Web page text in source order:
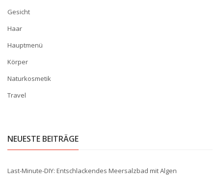
Gesicht
Haar
Hauptmenü
Körper
Naturkosmetik
Travel
NEUESTE BEITRÄGE
Last-Minute-DIY: Entschlackendes Meersalzbad mit Algen